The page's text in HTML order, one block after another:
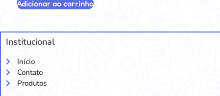
Adicionar ao carrinho
Institucional
Início
Contato
Produtos